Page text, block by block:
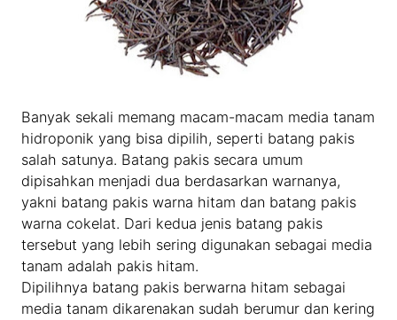
Banyak sekali memang macam-macam media tanam
hidroponik yang bisa dipilih, seperti batang pakis
salah satunya. Batang pakis secara umum
dipisahkan menjadi dua berdasarkan warnanya,
yakni batang pakis warna hitam dan batang pakis
warna cokelat. Dari kedua jenis batang pakis
tersebut yang lebih sering digunakan sebagai media
tanam adalah pakis hitam.
Dipilihnya batang pakis berwarna hitam sebagai
media tanam dikarenakan sudah berumur dan kering